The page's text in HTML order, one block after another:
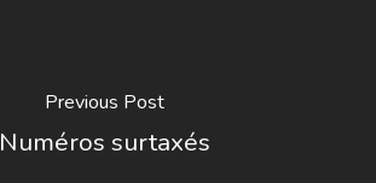
Previous Post
Numéros surtaxés